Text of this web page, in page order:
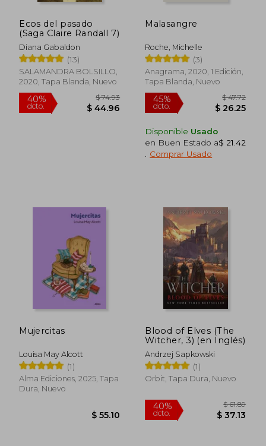
45%
dcto. $ 29.74
40%
dcto.
Ecos del pasado
(Saga Claire Randall 7)
Diana Gabaldon
(13)
SALAMANDRA BOLSILLO,
2020, Tapa Blanda, Nuevo
dcto.
Malasangre
Roche, Michelle
(3)
Anagrama, 2020, 1 Edición,
Tapa Blanda, Nuevo
45%
dcto.
Disponible Usado
en Buen Estado a$ 21.42
Comprar Usado
Mujercitas
Louisa May Alcott
(1)
Alma Ediciones, 2025, Tapa
Dura, Nuevo
Blood of Elves (The
Witcher, 3) (en Inglés)
Andrzej Sapkowski
(1)
Orbit, Tapa Dura, Nuevo